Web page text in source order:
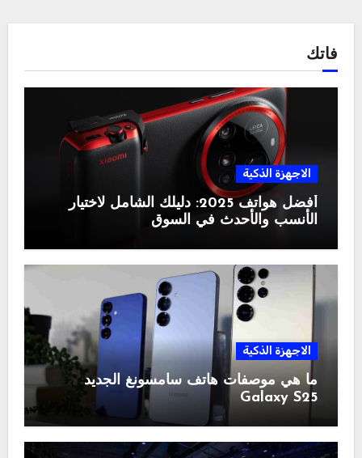
فاتك
الاجهزة الذكية
أفضل هواتف 2025: دليلك الشامل لاختيار
الأنسب والأحدث في السوق
الاجهزة الذكية
ما هي موصفات هاتف سامسونغ الجديد
Galaxy S25